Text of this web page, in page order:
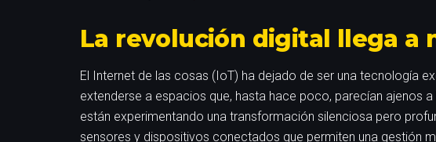
La revolución digital llega a
El Internet de las cosas (IoT) ha dejado de ser una tecnología
extenderse a espacios que, hasta hace poco, parecían ajenos
están experimentando una transformación silenciosa pero
sensores y dispositivos conectados que permiten una gestión